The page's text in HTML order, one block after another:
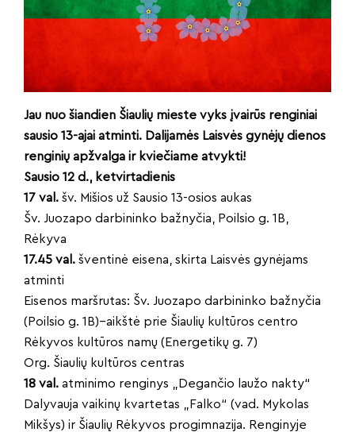
Jau nuo šiandien Šiaulių mieste vyks įvairūs renginiai
sausio 13-ajai atminti. Dalijamės Laisvės gynėjų dienos
renginių apžvalga ir kviečiame atvykti!
Sausio 12 d., ketvirtadienis
17 val. šv. Mišios už Sausio 13-osios aukas
Šv. Juozapo darbininko bažnyčia, Poilsio g. 1B,
Rėkyva
17.45 val. šventinė eisena, skirta Laisvės gynėjams
atminti
Eisenos maršrutas: Šv. Juozapo darbininko bažnyčia
(Poilsio g. 1B)–aikštė prie Šiaulių kultūros centro
Rėkyvos kultūros namų (Energetikų g. 7)
Org. Šiaulių kultūros centras
18 val. atminimo renginys „Degančio laužo nakty“
Dalyvauja vaikinų kvartetas „Falko“ (vad. Mykolas
Mikšys) ir Šiaulių Rėkyvos progimnazija. Renginyje